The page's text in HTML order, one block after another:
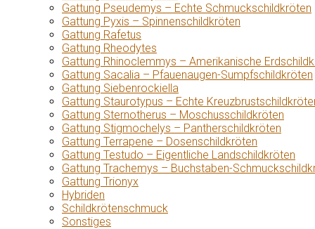
Gattung Pseudemys – Echte Schmuckschildkröten
Gattung Pyxis – Spinnenschildkröten
Gattung Rafetus
Gattung Rheodytes
Gattung Rhinoclemmys – Amerikanische
Gattung Sacalia – Pfauenaugen-Sumpfschildkröten
Gattung Siebenrockiella
Gattung Staurotypus – Echte
Gattung Sternotherus – Moschusschildkröten
Gattung Stigmochelys – Pantherschildkröten
Gattung Terrapene – Dosenschildkröten
Gattung Testudo – Eigentliche Landschildkröten
Gattung Trachemys – Buchstaben-
Gattung Trionyx
Hybriden
Schildkrötenschmuck
Sonstiges